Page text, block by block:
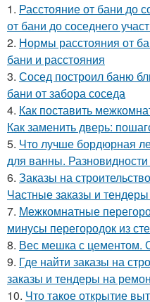
1. Расстояние от бани до
от бани до соседнего
2. Нормы расстояния от
бани и расстояния
3. Сосед построил баню
бани от забора соседа
4. Как поставить
Как заменить дверь:
5. Что лучше бордюрная
для ванны.
6. Заказы на
Частные заказы и
7. Межкомнатные
минусы перегородок из
8. Вес мешка с цементом.
9. Где найти заказы на
заказы и тендеры на
10. Что такое открытие